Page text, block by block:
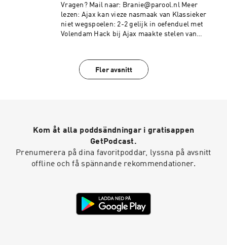
Vragen? Mail naar: Branie@parool.nl Meer
lezen: Ajax kan vieze nasmaak van Klassieker
niet wegspoelen: 2-2 gelijk in oefenduel met
Volendam Hack bij Ajax maakte stelen van
Noorwegen en Ecuador zijn cruciale
graadmeters voor Oranje richting het WK
information.
Fler avsnitt
Kom åt alla poddsändningar i gratisappen
GetPodcast.
Prenumerera på dina favoritpoddar, lyssna på avsnitt
offline och få spännande rekommendationer.